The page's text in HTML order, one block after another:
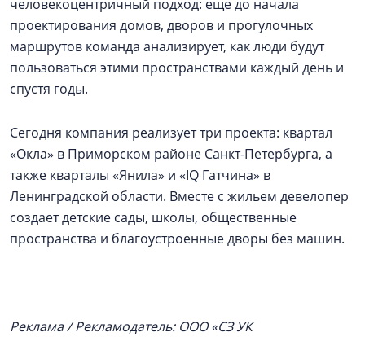
человекоцентричный подход: еще до начала
проектирования домов, дворов и прогулочных
маршрутов команда анализирует, как люди будут
пользоваться этими пространствами каждый день и
спустя годы.
Сегодня компания реализует три проекта: квартал
«Окла» в Приморском районе Санкт-Петербурга, а
также кварталы «Янила» и «IQ Гатчина» в
Ленинградской области. Вместе с жильем девелопер
создает детские сады, школы, общественные
пространства и благоустроенные дворы без машин.
Реклама / Рекламодатель: ООО «СЗ УК